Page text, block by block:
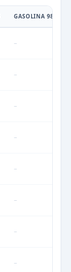
GASOLINA 98
–
–
–
–
–
–
–
–